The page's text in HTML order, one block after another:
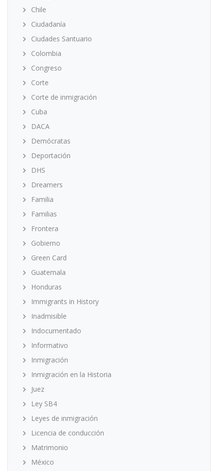
Chile
Ciudadanía
Ciudades Santuario
Colombia
Congreso
Corte
Corte de inmigración
Cuba
DACA
Demócratas
Deportación
DHS
Dreamers
Familia
Familias
Frontera
Gobierno
Green Card
Guatemala
Honduras
Immigrants in History
Inadmisible
Indocumentado
Informativo
Inmigración
Inmigración en la Historia
Juez
Ley SB4
Leyes de inmigración
Licencia de conducción
Matrimonio
México